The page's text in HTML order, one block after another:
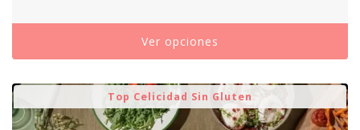
Ver opciones
Top Celicidad Sin Gluten